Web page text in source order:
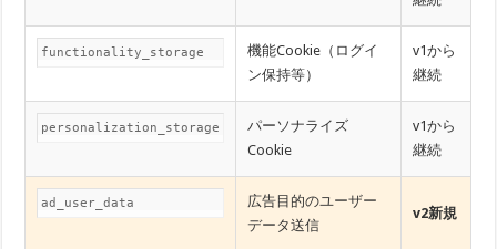
functionality_storage
機能Cookie（ログイ
ン保持等）
v1から
継続
personalization_storage
パーソナライズ
Cookie
v1から
継続
ad_user_data
広告目的のユーザー
データ送信
v2新規